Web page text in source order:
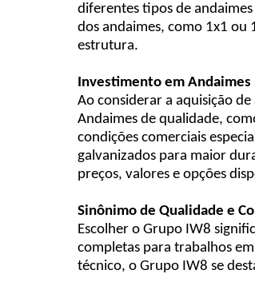
diferentes tipos de
dos andaimes, como 1x1 ou
estrutura.
Investimento em Andaimes
Ao considerar a aquisição
Andaimes de qualidade,
condições comerciais
galvanizados para maior
preços, valores e opções
Sinônimo de Qualidade e
Escolher o Grupo IW8
completas para trabalhos
técnico, o Grupo IW8 se